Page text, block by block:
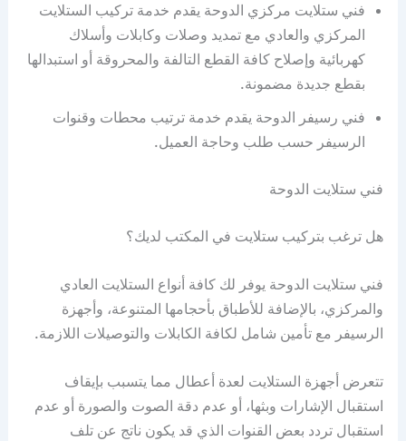
فني ستلايت مركزي الدوحة يقدم خدمة تركيب الستلايت
المركزي والعادي مع تمديد وصلات وكابلات وأسلاك
كهربائية وإصلاح كافة القطع التالفة والمحروقة أو استبدالها
بقطع جديدة مضمونة.
فني رسيفر الدوحة يقدم خدمة ترتيب محطات وقنوات
الرسيفر حسب طلب وحاجة العميل.
فني ستلايت الدوحة
هل ترغب بتركيب ستلايت في المكتب لديك؟
فني ستلايت الدوحة يوفر لك كافة أنواع الستلايت العادي
والمركزي، بالإضافة للأطباق بأحجامها المتنوعة، وأجهزة
الرسيفر مع تأمين شامل لكافة الكابلات والتوصيلات اللازمة.
تتعرض أجهزة الستلايت لعدة أعطال مما يتسبب بإيقاف
استقبال الإشارات وبثها، أو عدم دقة الصوت والصورة أو عدم
استقبال تردد بعض القنوات الذي قد يكون ناتج عن تلف